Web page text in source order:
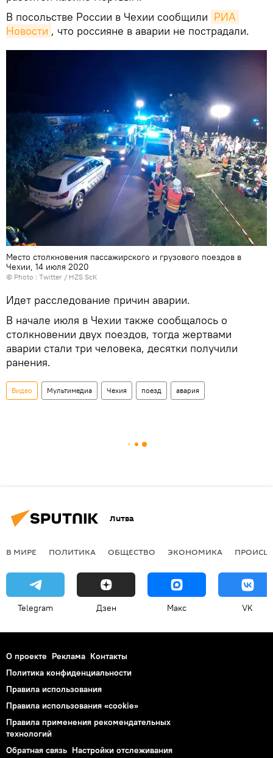
В посольстве России в Чехии сообщили РИА
Новости , что россияне в аварии не пострадали.
Место столкновения пассажирского и грузового поездов в
Чехии, 14 июля 2020
© Photo : Тwitter / HZS ScK
Идет расследование причин аварии.
В начале июля в Чехии также сообщалось о
столкновении двух поездов, тогда жертвами
аварии стали три человека, десятки получили
ранения.
Видео Мультимедиа Чехия поезд авария
Литва
В МИРЕ ПОЛИТИКА ОБЩЕСТВО ЭКОНОМИКА
Telegram Дзен Макс VK
О проекте Реклама Контакты
Политика конфиденциальности
Правила использования
Правила использования «cookie»
Правила применения рекомендательных
технологий
Обратная связь Настройки отслеживания